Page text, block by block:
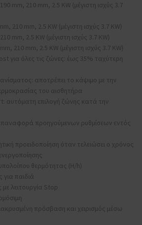
mm, 210 mm, 2.5 ΚW (μέγιστη ισχύς 3.7
210 mm, 2.5 ΚW (μέγιστη ισχύς 3.7 ΚW)
mm, 2.5 ΚW (μέγιστη ισχύς 3.7 ΚW)
210 mm, 2.5 ΚW (μέγιστη ισχύς 3.7 ΚW)
για όλες τις ζώνες: έως 35% ταχύτερη
αποτρέπει το κάψιμο με την
του αισθητήρα
αυτόματη επιλογή ζώνης κατά την
προηγούμενων ρυθμίσεων εντός
προειδοποίηση όταν τελειώσει ο χρόνος
θερμότητας (H/h)
παιδιά
λειτουργία Stop
πρόσβαση και χειρισμός μέσω